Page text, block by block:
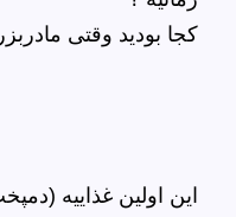
کجا بودید وقتی
این اولین غذاییه